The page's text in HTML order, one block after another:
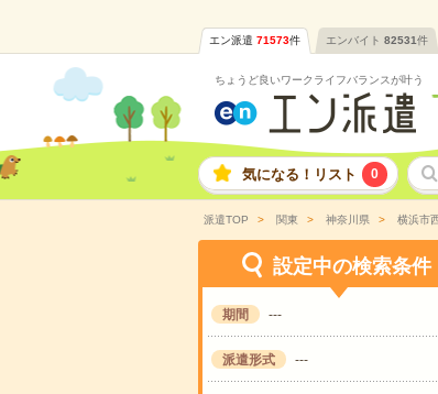
エン派遣 71573件 エンバイト 82531件
ちょうど良いワークライフバランスが叶う
気になる！リスト 0
派遣TOP 関東 神奈川県 横浜市
設定中の検索条件
期間 ---
派遣形式 ---